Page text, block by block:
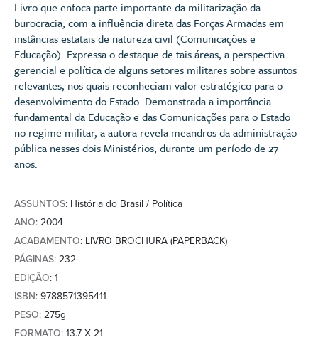
Livro que enfoca parte importante da militarização da
burocracia, com a influência direta das Forças Armadas em
instâncias estatais de natureza civil (Comunicações e
Educação). Expressa o destaque de tais áreas, a perspectiva
gerencial e política de alguns setores militares sobre assuntos
relevantes, nos quais reconheciam valor estratégico para o
desenvolvimento do Estado. Demonstrada a importância
fundamental da Educação e das Comunicações para o Estado
no regime militar, a autora revela meandros da administração
pública nesses dois Ministérios, durante um período de 27
anos.
ASSUNTOS: História do Brasil / Política
ANO: 2004
ACABAMENTO: LIVRO BROCHURA (PAPERBACK)
PÁGINAS: 232
EDIÇÃO: 1
ISBN: 9788571395411
PESO: 275g
FORMATO: 13.7 X 21